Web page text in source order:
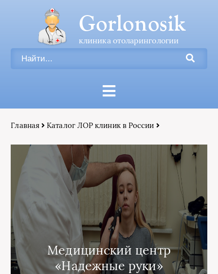
Gorlonosik
клиника отоларингологии
Главная Каталог ЛОР клиник в России
Медицинский центр
«Надежные руки»